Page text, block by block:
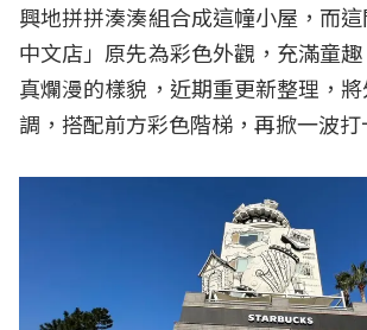
興地拼拼湊湊組合成這幢小屋，而
中文店」原先為彩色外觀，充滿童
真爛漫的樣貌，近期重更新整理，
調，搭配前方彩色階梯，再掀一波打